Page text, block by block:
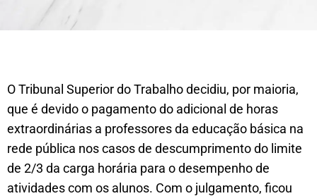
O Tribunal Superior do Trabalho decidiu, por maioria,
que é devido o pagamento do adicional de horas
extraordinárias a professores da educação básica na
rede pública nos casos de descumprimento do limite
de 2/3 da carga horária para o desempenho de
atividades com os alunos. Com o julgamento, ficou